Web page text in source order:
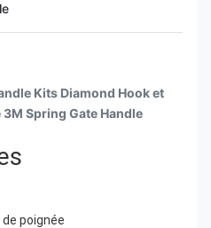
Kits Diamond Hook et
Spring Gate Handle
poignée